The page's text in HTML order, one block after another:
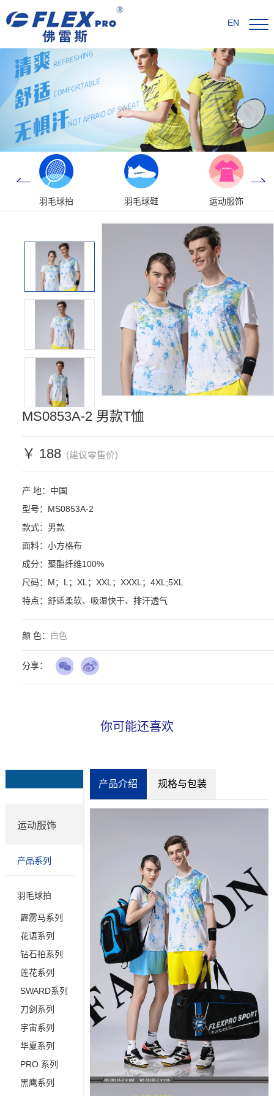
EN
羽毛球拍 羽毛球鞋 运动服饰
MS0853A-2 男款T恤
￥ 188(建议零售价)
产 地：中国
型号：MS0853A-2
款式：男款
面料：小方格布
成分：聚酯纤维100%
尺码：M；L；XL；XXL；XXXL；4XL;5XL
特点：舒适柔软、吸湿快干、排汗透气
颜 色： 白色
分享：
你可能还喜欢
产品介绍 规格与包装
运动服饰
产品系列
羽毛球拍
霹雳马系列
花语系列
钻石拍系列
莲花系列
SWARD系列
刀剑系列
宇宙系列
华夏系列
PRO 系列
黑鹰系列